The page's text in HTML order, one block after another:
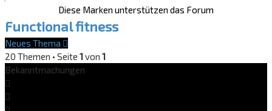
Diese Marken unterstützen das Forum
Functional fitness
Neues Thema
20 Themen • Seite 1von 1
Bekanntmachungen